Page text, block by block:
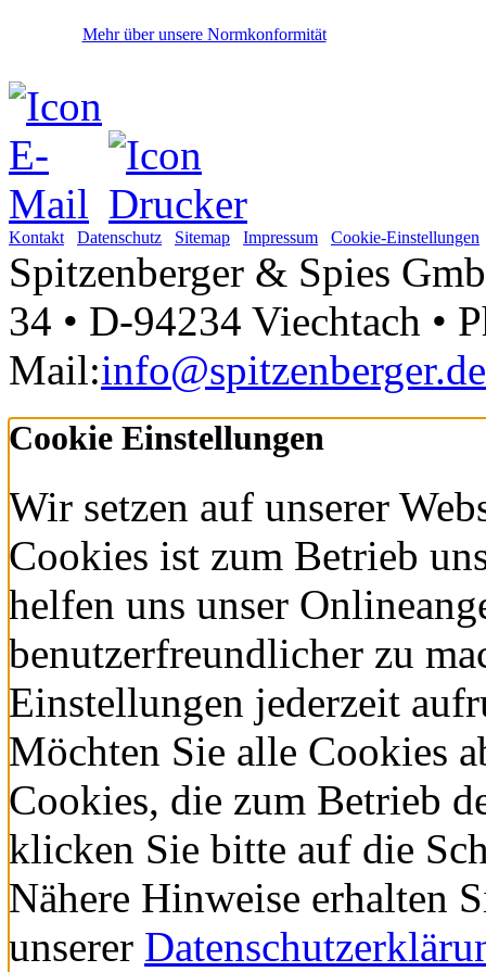
Mehr über unsere Normkonformität
Kontakt Datenschutz Sitemap Impressum Cookie-Einstellungen
Spitzenberger & Spies
34 • D-94234 Viechtach •
Mail:info@spitzenberger.de
Cookie Einstellungen
Wir setzen auf unserer
Cookies ist zum Betrieb
helfen uns unser
benutzerfreundlicher zu
Einstellungen jederzeit
Möchten Sie alle Cookies
Cookies, die zum Betrieb
klicken Sie bitte auf die
Nähere Hinweise erhalten
unserer